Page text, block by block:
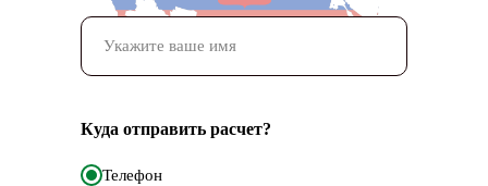
Куда отправить расчет?
Телефон